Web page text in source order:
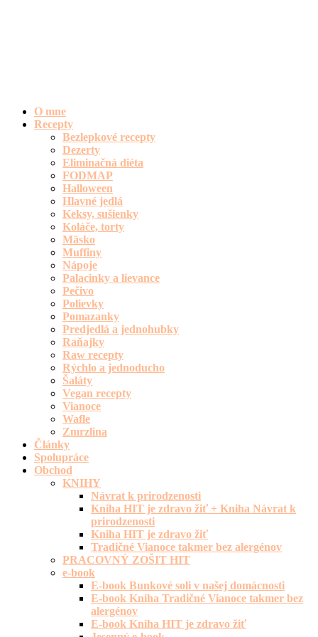
O mne
Recepty
Bezlepkové recepty
Dezerty
Eliminačná diéta
FODMAP
Halloween
Hlavné jedlá
Keksy, sušienky
Koláče, torty
Mäsko
Muffiny
Nápoje
Palacinky a lievance
Pečivo
Polievky
Pomazanky
Predjedlá a jednohubky
Raňajky
Raw recepty
Rýchlo a jednoducho
Šaláty
Vegan recepty
Vianoce
Wafle
Zmrzlina
Články
Spolupráce
Obchod
KNIHY
Návrat k prirodzenosti
Kniha HIT je zdravo žiť + Kniha Návrat k
prirodzenosti
Kniha HIT je zdravo žiť
Tradičné Vianoce takmer bez alergénov
PRACOVNÝ ZOŠIT HIT
e-book
E-book Bunkové soli v našej domácnosti
E-book Kniha Tradičné Vianoce takmer bez
alergénov
E-book Kniha HIT je zdravo žiť